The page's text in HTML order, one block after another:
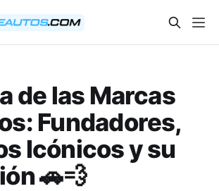
de las Marcas
Fundadores,
Icónicos y su
🚗💨